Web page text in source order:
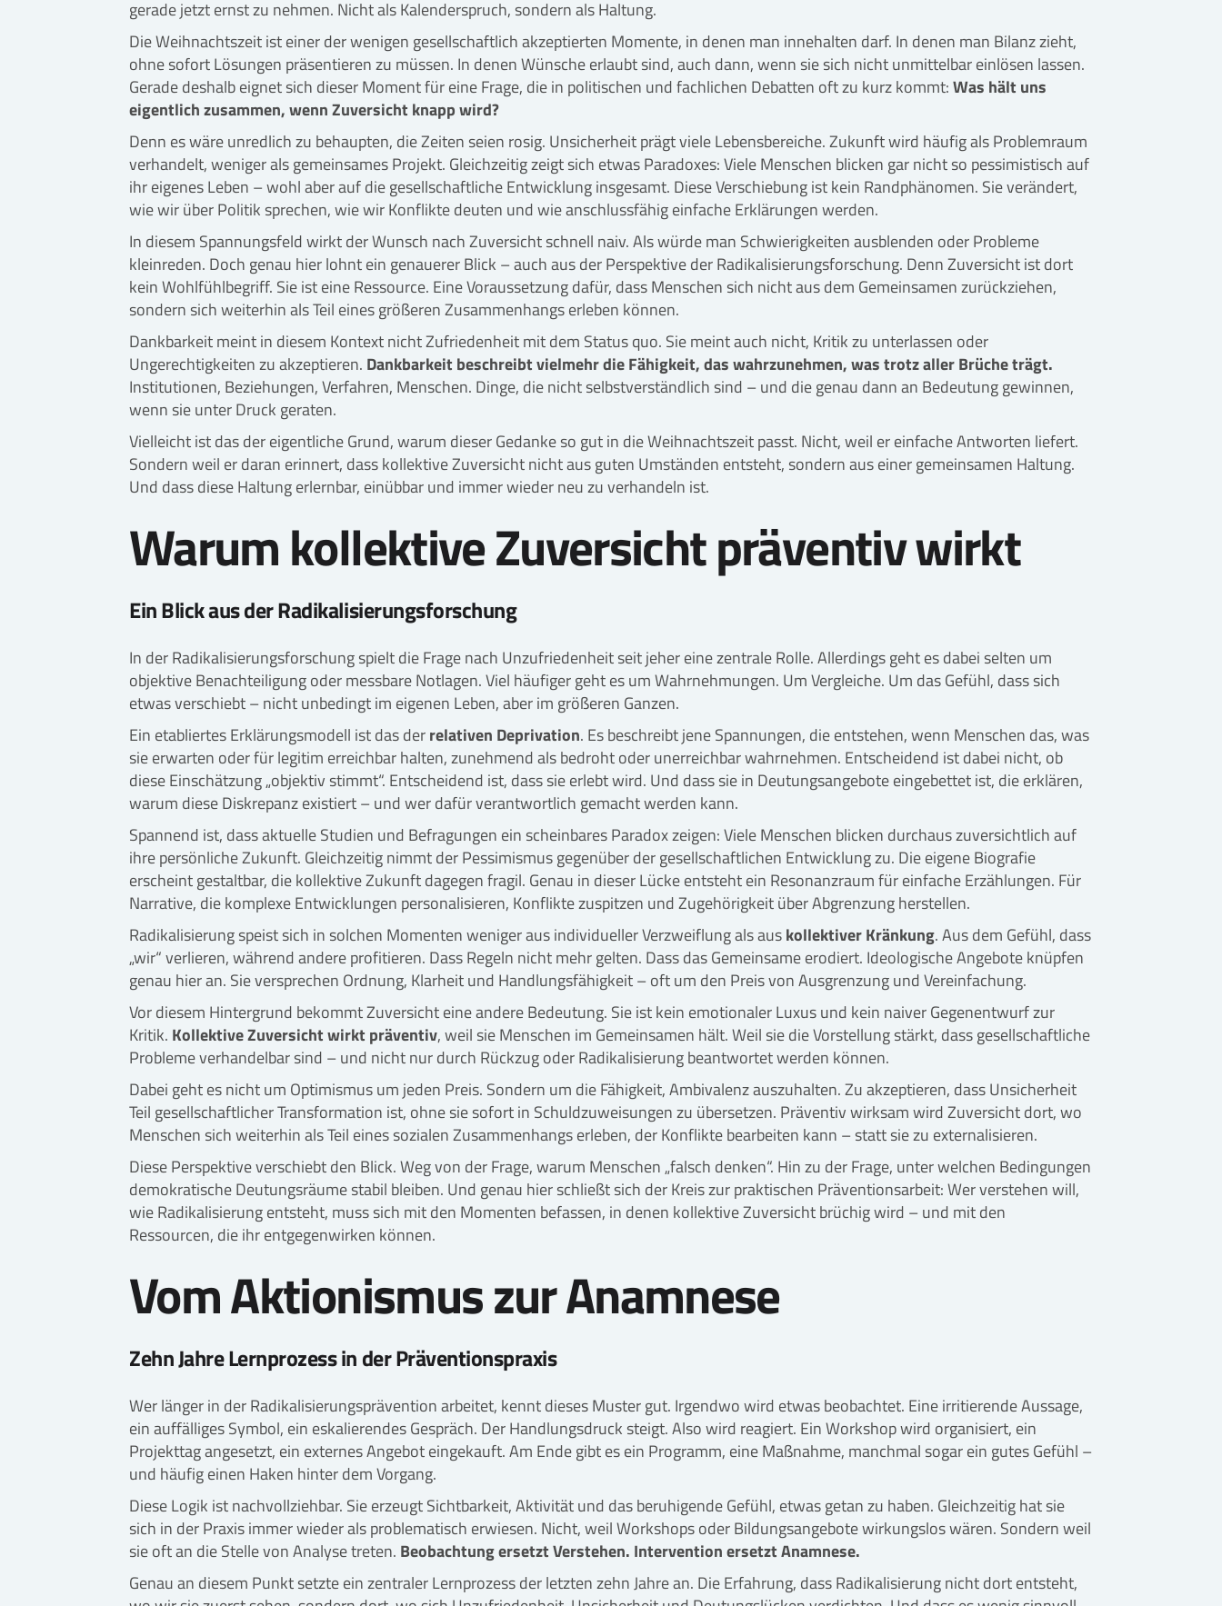
gerade jetzt ernst zu nehmen. Nicht als Kalenderspruch, sondern als Haltung.
Die Weihnachtszeit ist einer der wenigen gesellschaftlich akzeptierten Momente, in denen man innehalten darf. In denen man Bilanz zieht,
ohne sofort Lösungen präsentieren zu müssen. In denen Wünsche erlaubt sind, auch dann, wenn sie sich nicht unmittelbar einlösen lassen.
Gerade deshalb eignet sich dieser Moment für eine Frage, die in politischen und fachlichen Debatten oft zu kurz kommt:Was hält uns
eigentlich zusammen, wenn Zuversicht knapp wird?
Denn es wäre unredlich zu behaupten, die Zeiten seien rosig. Unsicherheit prägt viele Lebensbereiche. Zukunft wird häufig als Problemraum
verhandelt, weniger als gemeinsames Projekt. Gleichzeitig zeigt sich etwas Paradoxes: Viele Menschen blicken gar nicht so pessimistisch auf
ihr eigenes Leben – wohl aber auf die gesellschaftliche Entwicklung insgesamt. Diese Verschiebung ist kein Randphänomen. Sie verändert,
wie wir über Politik sprechen, wie wir Konflikte deuten und wie anschlussfähig einfache Erklärungen werden.
In diesem Spannungsfeld wirkt der Wunsch nach Zuversicht schnell naiv. Als würde man Schwierigkeiten ausblenden oder Probleme
kleinreden. Doch genau hier lohnt ein genauerer Blick – auch aus der Perspektive der Radikalisierungsforschung. Denn Zuversicht ist dort
kein Wohlfühlbegriff. Sie ist eine Ressource. Eine Voraussetzung dafür, dass Menschen sich nicht aus dem Gemeinsamen zurückziehen,
sondern sich weiterhin als Teil eines größeren Zusammenhangs erleben können.
Dankbarkeit meint in diesem Kontext nicht Zufriedenheit mit dem Status quo. Sie meint auch nicht, Kritik zu unterlassen oder
Ungerechtigkeiten zu akzeptieren. Dankbarkeit beschreibt vielmehr die Fähigkeit, das wahrzunehmen, was trotz aller Brüche trägt.
Institutionen, Beziehungen, Verfahren, Menschen. Dinge, die nicht selbstverständlich sind – und die genau dann an Bedeutung gewinnen,
wenn sie unter Druck geraten.
Vielleicht ist das der eigentliche Grund, warum dieser Gedanke so gut in die Weihnachtszeit passt. Nicht, weil er einfache Antworten liefert.
Sondern weil er daran erinnert, dass kollektive Zuversicht nicht aus guten Umständen entsteht, sondern aus einer gemeinsamen Haltung.
Und dass diese Haltung erlernbar, einübbar und immer wieder neu zu verhandeln ist.
Warum kollektive Zuversicht präventiv wirkt
Ein Blick aus der Radikalisierungsforschung
In der Radikalisierungsforschung spielt die Frage nach Unzufriedenheit seit jeher eine zentrale Rolle. Allerdings geht es dabei selten um
objektive Benachteiligung oder messbare Notlagen. Viel häufiger geht es um Wahrnehmungen. Um Vergleiche. Um das Gefühl, dass sich
etwas verschiebt – nicht unbedingt im eigenen Leben, aber im größeren Ganzen.
Ein etabliertes Erklärungsmodell ist das derrelativen Deprivation. Es beschreibt jene Spannungen, die entstehen, wenn Menschen das, was
sie erwarten oder für legitim erreichbar halten, zunehmend als bedroht oder unerreichbar wahrnehmen. Entscheidend ist dabei nicht, ob
diese Einschätzung „objektiv stimmt“. Entscheidend ist, dass sie erlebt wird. Und dass sie in Deutungsangebote eingebettet ist, die erklären,
warum diese Diskrepanz existiert – und wer dafür verantwortlich gemacht werden kann.
Spannend ist, dass aktuelle Studien und Befragungen ein scheinbares Paradox zeigen: Viele Menschen blicken durchaus zuversichtlich auf
ihre persönliche Zukunft. Gleichzeitig nimmt der Pessimismus gegenüber der gesellschaftlichen Entwicklung zu. Die eigene Biografie
erscheint gestaltbar, die kollektive Zukunft dagegen fragil. Genau in dieser Lücke entsteht ein Resonanzraum für einfache Erzählungen. Für
Narrative, die komplexe Entwicklungen personalisieren, Konflikte zuspitzen und Zugehörigkeit über Abgrenzung herstellen.
Radikalisierung speist sich in solchen Momenten weniger aus individueller Verzweiflung als auskollektiver Kränkung. Aus dem Gefühl, dass
„wir“ verlieren, während andere profitieren. Dass Regeln nicht mehr gelten. Dass das Gemeinsame erodiert. Ideologische Angebote knüpfen
genau hier an. Sie versprechen Ordnung, Klarheit und Handlungsfähigkeit – oft um den Preis von Ausgrenzung und Vereinfachung.
Vor diesem Hintergrund bekommt Zuversicht eine andere Bedeutung. Sie ist kein emotionaler Luxus und kein naiver Gegenentwurf zur
Kritik. Kollektive Zuversicht wirkt präventiv, weil sie Menschen im Gemeinsamen hält. Weil sie die Vorstellung stärkt, dass gesellschaftliche
Probleme verhandelbar sind – und nicht nur durch Rückzug oder Radikalisierung beantwortet werden können.
Dabei geht es nicht um Optimismus um jeden Preis. Sondern um die Fähigkeit, Ambivalenz auszuhalten. Zu akzeptieren, dass Unsicherheit
Teil gesellschaftlicher Transformation ist, ohne sie sofort in Schuldzuweisungen zu übersetzen. Präventiv wirksam wird Zuversicht dort, wo
Menschen sich weiterhin als Teil eines sozialen Zusammenhangs erleben, der Konflikte bearbeiten kann – statt sie zu externalisieren.
Diese Perspektive verschiebt den Blick. Weg von der Frage, warum Menschen „falsch denken“. Hin zu der Frage, unter welchen Bedingungen
demokratische Deutungsräume stabil bleiben. Und genau hier schließt sich der Kreis zur praktischen Präventionsarbeit: Wer verstehen will,
wie Radikalisierung entsteht, muss sich mit den Momenten befassen, in denen kollektive Zuversicht brüchig wird – und mit den
Ressourcen, die ihr entgegenwirken können.
Vom Aktionismus zur Anamnese
Zehn Jahre Lernprozess in der Präventionspraxis
Wer länger in der Radikalisierungsprävention arbeitet, kennt dieses Muster gut. Irgendwo wird etwas beobachtet. Eine irritierende Aussage,
ein auffälliges Symbol, ein eskalierendes Gespräch. Der Handlungsdruck steigt. Also wird reagiert. Ein Workshop wird organisiert, ein
Projekttag angesetzt, ein externes Angebot eingekauft. Am Ende gibt es ein Programm, eine Maßnahme, manchmal sogar ein gutes Gefühl –
und häufig einen Haken hinter dem Vorgang.
Diese Logik ist nachvollziehbar. Sie erzeugt Sichtbarkeit, Aktivität und das beruhigende Gefühl, etwas getan zu haben. Gleichzeitig hat sie
sich in der Praxis immer wieder als problematisch erwiesen. Nicht, weil Workshops oder Bildungsangebote wirkungslos wären. Sondern weil
sie oft an die Stelle von Analyse treten. Beobachtung ersetzt Verstehen. Intervention ersetzt Anamnese.
Genau an diesem Punkt setzte ein zentraler Lernprozess der letzten zehn Jahre an. Die Erfahrung, dass Radikalisierung nicht dort entsteht,